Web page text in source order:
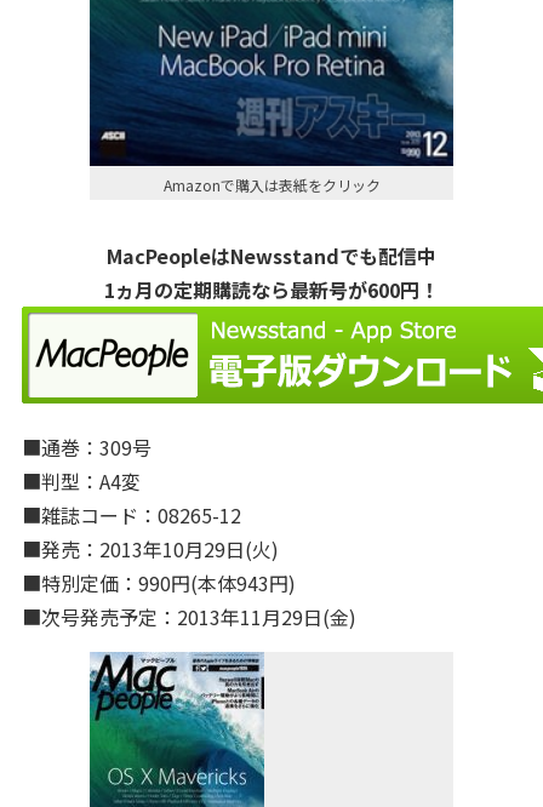
Amazonで購入は表紙をクリック
MacPeopleはNewsstandでも配信中
1ヵ月の定期購読なら最新号が600円！
■通巻：309号
■判型：A4変
■雑誌コード：08265-12
■発売：2013年10月29日(火)
■特別定価：990円(本体943円)
■次号発売予定：2013年11月29日(金)